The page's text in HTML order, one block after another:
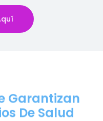
Garantizan
De Salud